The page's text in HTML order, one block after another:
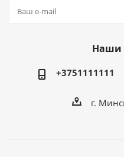
Наши
+3751111111
г.